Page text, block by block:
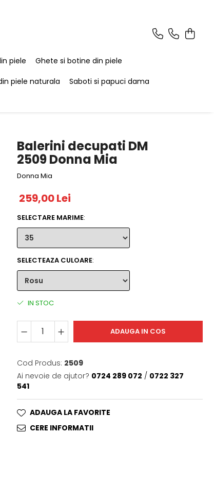
piele
Ghete si botine din piele
piele naturala
Saboti si papuci dama
Balerini decupati DM
2509 Donna Mia
Donna Mia
259,00 Lei
SELECTARE MARIME:
SELECTEAZA CULOARE:
IN STOC
ADAUGA IN COS
Cod Produs: 2509
Ai nevoie de ajutor? 0724 289 072 / 0722 327
541
ADAUGA LA FAVORITE
CERE INFORMATII